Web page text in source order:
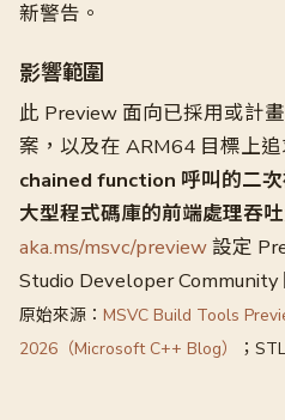
新警告。
影響範圍
此 Preview 面向已採用或計
案，以及在 ARM64 目標上追
chained function 呼叫的二次
大型程式碼庫的前端處理吞
aka.ms/msvc/preview設定
Studio Developer Community
原始來源： MSVC Build Tools
2026（Microsoft C++ Blog）
；